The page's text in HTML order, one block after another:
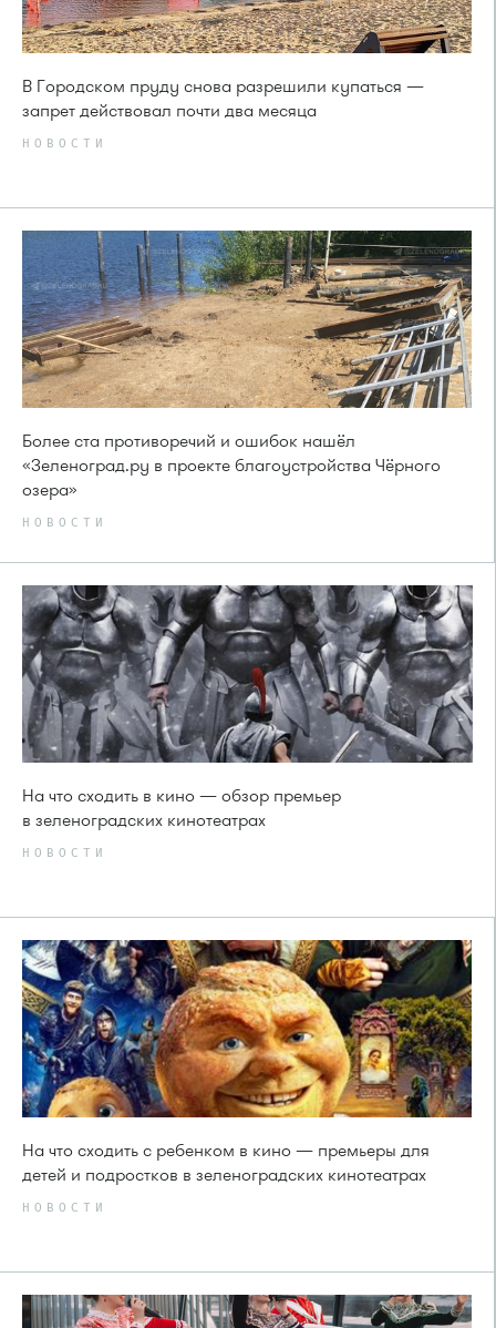
В Городском пруду снова разрешили купаться —
запрет действовал почти два месяца
НОВОСТИ
Более ста противоречий и ошибок нашёл
«Зеленоград.ру в проекте благоустройства Чёрного
озера»
НОВОСТИ
На что сходить в кино — обзор премьер
в зеленоградских кинотеатрах
НОВОСТИ
На что сходить с ребенком в кино — премьеры для
детей и подростков в зеленоградских кинотеатрах
НОВОСТИ